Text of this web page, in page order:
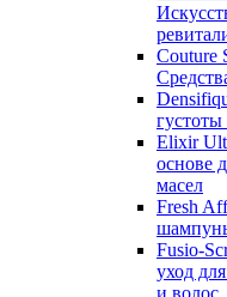
Couture
густоты
Elixir
основе
масел
Fresh
Fusio-
уход
и волос